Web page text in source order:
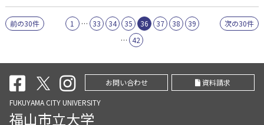
前の30件 1 … 33 34 35 36 37 38
39
… 42
次の30件
お問い合わせ
資料請求
FUKUYAMA CITY UNIVERSITY
福山市立大学